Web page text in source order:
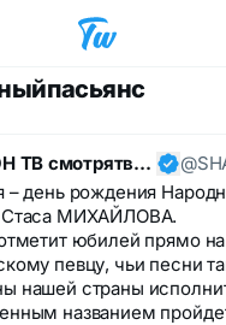
ШАНСОН ТВ смотрятвсешансонтв
– день рождения
Стаса МИХАЙЛОВА.
юбилей прямо
певцу, чьи песни
нашей страны
названием